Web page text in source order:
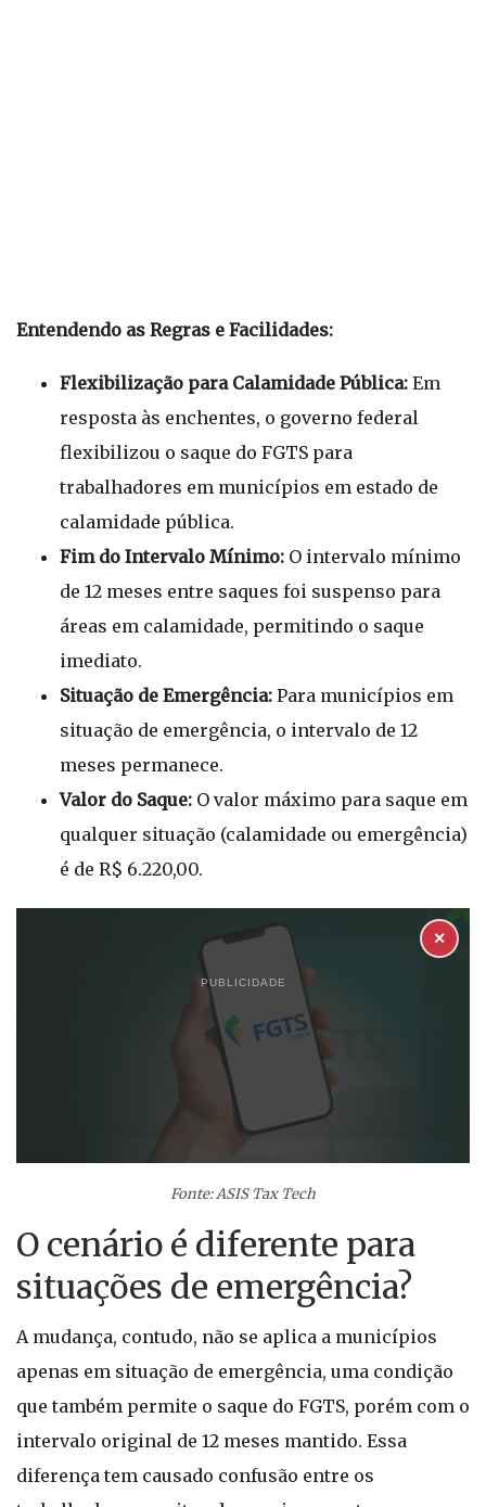
Entendendo as Regras e Facilidades:
Flexibilização para Calamidade Pública: Em
resposta às enchentes, o governo federal
flexibilizou o saque do FGTS para
trabalhadores em municípios em estado de
calamidade pública.
Fim do Intervalo Mínimo: O intervalo mínimo
de 12 meses entre saques foi suspenso para
áreas em calamidade, permitindo o saque
imediato.
Situação de Emergência: Para municípios em
situação de emergência, o intervalo de 12
meses permanece.
Valor do Saque: O valor máximo para saque em
qualquer situação (calamidade ou emergência)
é de R$ 6.220,00.
PUBLICIDADE
✕
Fonte: ASIS Tax Tech
O cenário é diferente para
situações de emergência?
A mudança, contudo, não se aplica a municípios
apenas em situação de emergência, uma condição
que também permite o saque do FGTS, porém com o
intervalo original de 12 meses mantido. Essa
diferença tem causado confusão entre os